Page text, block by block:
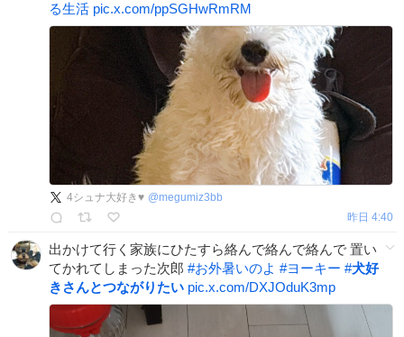
る生活 pic.x.com/ppSGHwRmRM
4シュナ大好き♥️ @megumiz3bb
昨日 4:40
出かけて行く家族にひたすら絡んで絡んで絡んで 置い
てかれてしまった次郎 #お外暑いのよ #ヨーキー #犬好
きさんとつながりたい pic.x.com/DXJOduK3mp